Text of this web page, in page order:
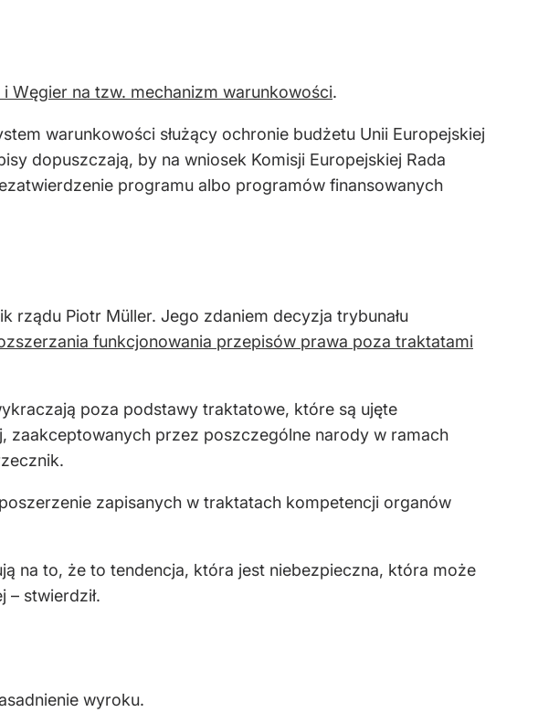
Węgier na tzw. mechanizm warunkowości.
warunkowości służący ochronie budżetu Unii Europejskiej
dopuszczają, by na wniosek Komisji Europejskiej Rada
programu albo programów finansowanych
rządu Piotr Müller. Jego zdaniem decyzja trybunału
funkcjonowania przepisów prawa poza traktatami
poza podstawy traktatowe, które są ujęte
przez poszczególne narody w ramach
zapisanych w traktatach kompetencji organów
na to, że to tendencja, która jest niebezpieczna, która może
stwierdził.
wyroku.